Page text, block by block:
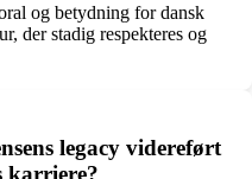
og betydning for dansk
der stadig respekteres og
legacy videreført